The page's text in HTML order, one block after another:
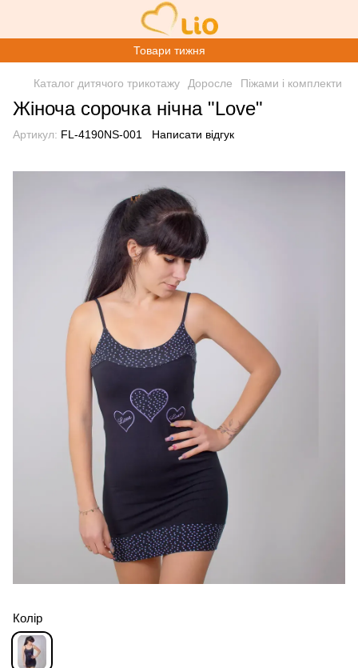
Товари тижня
Каталог дитячого трикотажу Доросле Піжами і комплекти
Жіноча сорочка нічна "Love"
Артикул: FL-4190NS-001 Написати відгук
Колір